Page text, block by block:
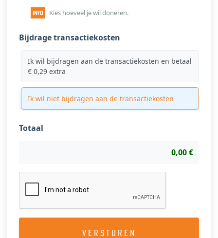
Kies hoeveel je wil doneren.
Bijdrage transactiekosten
Ik wil bijdragen aan de transactiekosten en betaal
€ 0,29 extra
Ik wil niet bijdragen aan de transactiekosten
Totaal
0,00 €